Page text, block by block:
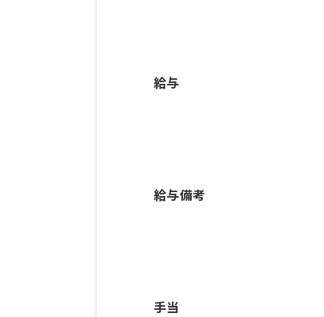
給与
給与備考
手当